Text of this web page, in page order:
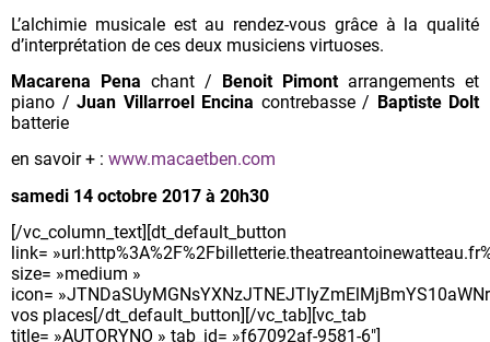
L’alchimie musicale est au rendez-vous grâce à la qualité
d’interprétation de ces deux musiciens virtuoses.
Macarena Pena chant / Benoit Pimontarrangements et
piano / Juan Villarroel Encina contrebasse / Baptiste Dolt
batterie
en savoir + : www.macaetben.com
samedi 14 octobre 2017 à 20h30
[/vc_column_text][dt_default_button
link=
size= »medium »
icon=
vos places[/dt_default_button][/vc_tab][vc_tab
title= »AUTORYNO » tab_id= »f67092af-9581-6″]